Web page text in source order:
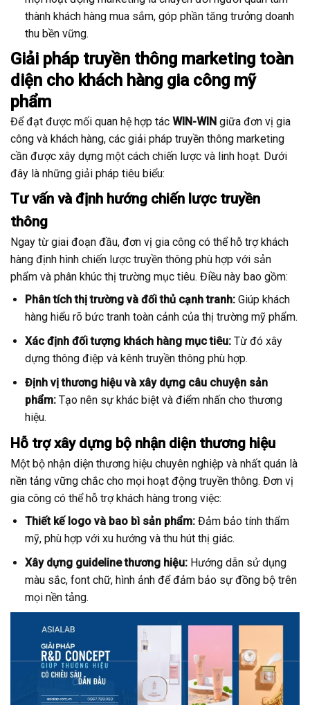
thành khách hàng mua sắm, góp phần tăng trưởng doanh
thu bền vững.
Giải pháp truyền thông marketing toàn
diện cho khách hàng gia công mỹ
phẩm
Để đạt được mối quan hệ hợp tác WIN-WIN giữa đơn vị gia
công và khách hàng, các giải pháp truyền thông marketing
cần được xây dựng một cách chiến lược và linh hoạt. Dưới
đây là những giải pháp tiêu biểu:
Tư vấn và định hướng chiến lược truyền
thông
Ngay từ giai đoạn đầu, đơn vị gia công có thể hỗ trợ khách
hàng định hình chiến lược truyền thông phù hợp với sản
phẩm và phân khúc thị trường mục tiêu. Điều này bao gồm:
Phân tích thị trường và đối thủ cạnh tranh:Giúp khách
hàng hiểu rõ bức tranh toàn cảnh của thị trường mỹ phẩm.
Xác định đối tượng khách hàng mục tiêu:Từ đó xây
dựng thông điệp và kênh truyền thông phù hợp.
Định vị thương hiệu và xây dựng câu chuyện sản
phẩm:Tạo nên sự khác biệt và điểm nhấn cho thương
hiệu.
Hỗ trợ xây dựng bộ nhận diện thương hiệu
Một bộ nhận diện thương hiệu chuyên nghiệp và nhất quán là
nền tảng vững chắc cho mọi hoạt động truyền thông. Đơn vị
gia công có thể hỗ trợ khách hàng trong việc:
Thiết kế logo và bao bì sản phẩm:Đảm bảo tính thẩm
mỹ, phù hợp với xu hướng và thu hút thị giác.
Xây dựng guideline thương hiệu:Hướng dẫn sử dụng
màu sắc, font chữ, hình ảnh để đảm bảo sự đồng bộ trên
mọi nền tảng.